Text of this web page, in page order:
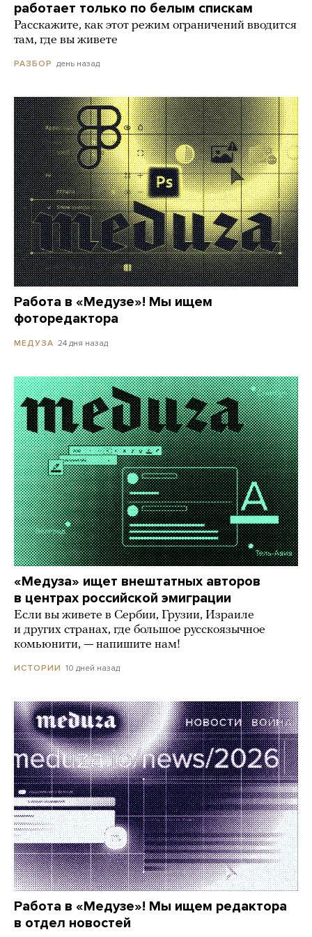
работает только по белым спискам
Расскажите, как этот режим ограничений вводится
там, где вы живете
РАЗБОР день назад
Работа в «Медузе»! Мы ищем
фоторедактора
МЕДУЗА 24 дня назад
«Медуза» ищет внештатных авторов
в центрах российской эмиграции
Если вы живете в Сербии, Грузии, Израиле
и других странах, где большое русскоязычное
комьюнити, — напишите нам!
ИСТОРИИ 10 дней назад
Работа в «Медузе»! Мы ищем редактора
в отдел новостей